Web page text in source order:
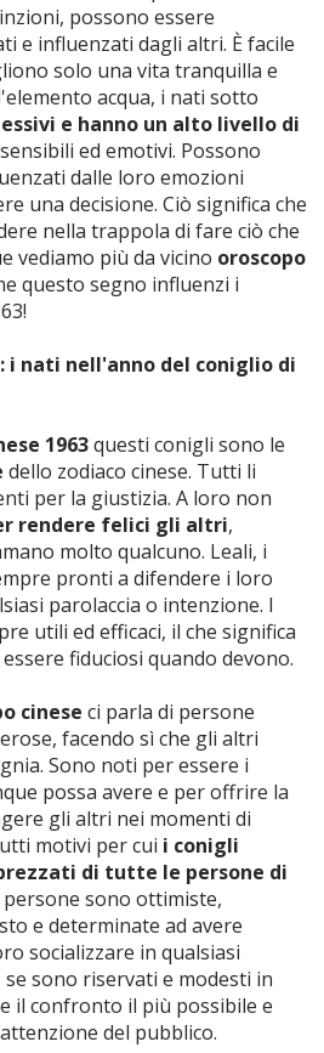
possono essere
e influenzati dagli altri. È facile
solo una vita tranquilla e
acqua, i nati sotto
e hanno un alto livello di
ed emotivi. Possono
dalle loro emozioni
una decisione. Ciò significa che
nella trappola di fare ciò che
vediamo più da vicino oroscopo
questo segno influenzi i
i nati nell'anno del coniglio di
1963questi conigli sono le
dello zodiaco cinese. Tutti li
per la giustizia. A loro non
rendere felici gli altri,
molto qualcuno. Leali, i
pronti a difendere i loro
parolaccia o intenzione. I
utili ed efficaci, il che significa
fiduciosi quando devono.
cinese ci parla di persone
facendo sì che gli altri
Sono noti per essere i
possa avere e per offrire la
gli altri nei momenti di
motivi per cui i conigli
di tutte le persone di
persone sono ottimiste,
e determinate ad avere
socializzare in qualsiasi
sono riservati e modesti in
il confronto il più possibile e
del pubblico.